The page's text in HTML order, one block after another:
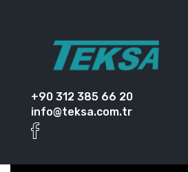
+90 312 385 66 20
info@teksa.com.tr